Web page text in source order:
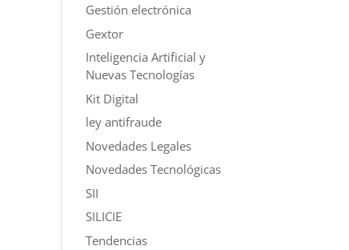
Gestión electrónica
Gextor
Inteligencia Artificial y
Nuevas Tecnologías
Kit Digital
ley antifraude
Novedades Legales
Novedades Tecnológicas
SII
SILICIE
Tendencias